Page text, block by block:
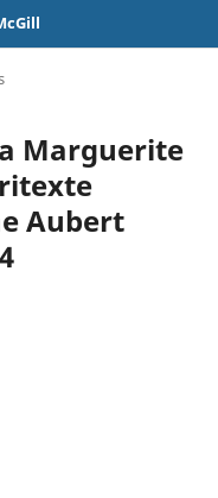
Marguerite
Aubert